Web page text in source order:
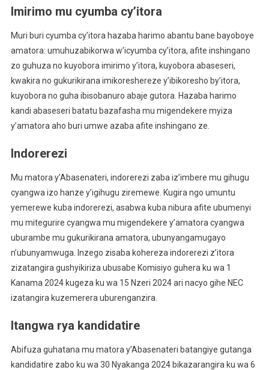
Imirimo mu cyumba cy’itora
Muri buri cyumba cy’itora hazaba harimo abantu bane bayoboye
amatora: umuhuzabikorwa w’icyumba cy’itora, afite inshingano
zo guhuza no kuyobora imirimo y’itora, kuyobora abaseseri,
kwakira no gukurikirana imikoreshereze y’ibikoresho by’itora,
kuyobora no guha ibisobanuro abaje gutora. Hazaba harimo
kandi abaseseri batatu bazafasha mu migendekere myiza
y’amatora aho buri umwe azaba afite inshingano ze.
Indorerezi
Mu matora y’Abasenateri, indorerezi zaba iz’imbere mu gihugu
cyangwa izo hanze y’igihugu ziremewe. Kugira ngo umuntu
yemerewe kuba indorerezi, asabwa kuba nibura afite ubumenyi
mu mitegurire cyangwa mu migendekere y’amatora cyangwa
uburambe mu gukurikirana amatora, ubunyangamugayo
n’ubunyamwuga. Inzego zisaba kohereza indorerezi z’itora
zizatangira gushyikiriza ubusabe Komisiyo guhera ku wa 1
Kanama 2024 kugeza ku wa 15 Nzeri 2024 ari nacyo gihe NEC
izatangira kuzemerera uburenganzira.
Itangwa rya kandidatire
Abifuza guhatana mu matora y’Abasenateri batangiye gutanga
kandidatire zabo ku wa 30 Nyakanga 2024 bikazarangira ku wa 6